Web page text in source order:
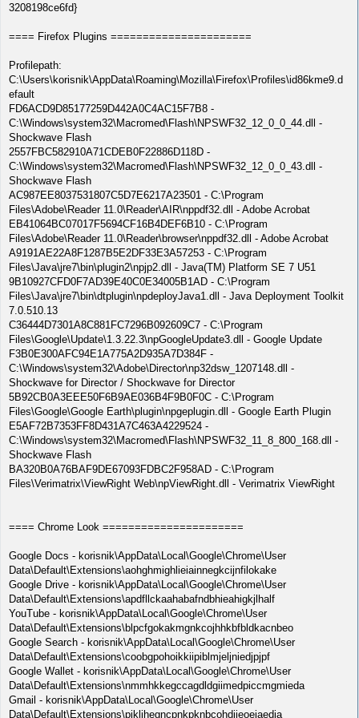
3208198ce6fd}
==== Firefox Plugins ======================
Profilepath:
C:\Users\korisnik\AppData\Roaming\Mozilla\Firefox\Profiles\id86kme9.d
efault
FD6ACD9D85177259D442A0C4AC15F7B8 -
C:\Windows\system32\Macromed\Flash\NPSWF32_12_0_0_44.dll -
Shockwave Flash
2557FBC582910A71CDEB0F22886D118D -
C:\Windows\system32\Macromed\Flash\NPSWF32_12_0_0_43.dll -
Shockwave Flash
AC987EE8037531807C5D7E6217A23501 - C:\Program
Files\Adobe\Reader 11.0\Reader\AIR\nppdf32.dll - Adobe Acrobat
EB41064BC07017F5694CF16B4DEF6B10 - C:\Program
Files\Adobe\Reader 11.0\Reader\browser\nppdf32.dll - Adobe Acrobat
A9191AE22A8F1287B5E2DF33E3A57253 - C:\Program
Files\Java\jre7\bin\plugin2\npjp2.dll - Java(TM) Platform SE 7 U51
9B10927CFD0F7AD39E40C0E34005B1AD - C:\Program
Files\Java\jre7\bin\dtplugin\npdeployJava1.dll - Java Deployment Toolkit
7.0.510.13
C36444D7301A8C881FC7296B092609C7 - C:\Program
Files\Google\Update\1.3.22.3\npGoogleUpdate3.dll - Google Update
F3B0E300AFC94E1A775A2D935A7D384F -
C:\Windows\system32\Adobe\Director\np32dsw_1207148.dll -
Shockwave for Director / Shockwave for Director
5B92CB0A3EEE50F6B9AE036B4F9B0F0C - C:\Program
Files\Google\Google Earth\plugin\npgeplugin.dll - Google Earth Plugin
E5AF72B7353FF8D431A7C463A4229524 -
C:\Windows\system32\Macromed\Flash\NPSWF32_11_8_800_168.dll -
Shockwave Flash
BA320B0A76BAF9DE67093FDBC2F958AD - C:\Program
Files\Verimatrix\ViewRight Web\npViewRight.dll - Verimatrix ViewRight
==== Chrome Look ======================
Google Docs - korisnik\AppData\Local\Google\Chrome\User
Data\Default\Extensions\aohghmighlieiainnegkcijnfilokake
Google Drive - korisnik\AppData\Local\Google\Chrome\User
Data\Default\Extensions\apdfllckaahabafndbhieahigkjlhalf
YouTube - korisnik\AppData\Local\Google\Chrome\User
Data\Default\Extensions\blpcfgokakmgnkcojhhkbfbldkacnbeo
Google Search - korisnik\AppData\Local\Google\Chrome\User
Data\Default\Extensions\coobgpohoikkiipiblmjeljniedjpjpf
Google Wallet - korisnik\AppData\Local\Google\Chrome\User
Data\Default\Extensions\nmmhkkegccagdldgiimedpiccmgmieda
Gmail - korisnik\AppData\Local\Google\Chrome\User
Data\Default\Extensions\pjkljhegncpnkpknbcohdijeoejaedia